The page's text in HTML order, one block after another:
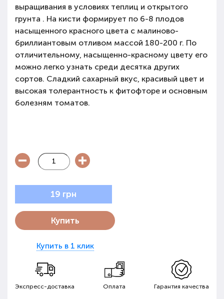
выращивания в условиях теплиц и открытого
грунта . На кисти формирует по 6-8 плодов
насыщенного красного цвета с малиново-
бриллиантовым отливом массой 180-200 г. По
отличительному, насыщенно-красному цвету его
можно легко узнать среди десятка других
сортов. Сладкий сахарный вкус, красивый цвет и
высокая толерант­ность к фитофторе и основным
болезням томатов.
19 грн
Купить
Купить в 1 клик
Экспресс-доставка Оплата Гарантия качества